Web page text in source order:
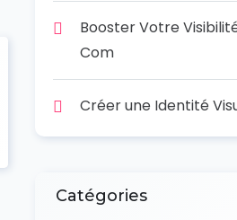
Booster Votre
Com
Créer une Identité
Catégories